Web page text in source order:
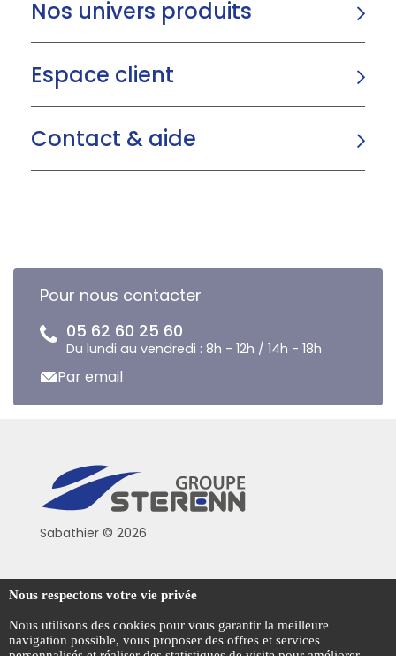
Nos univers produits
Espace client
Contact & aide
Pour nous contacter
05 62 60 25 60
Du lundi au vendredi : 8h - 12h / 14h - 18h
Par email
Sabathier © 2026
Politique de confidentialité
Conditions générales de vente
Mentions légales
Nous respectons votre vie privée
Nous utilisons des cookies pour vous garantir la meilleure
navigation possible, vous proposer des offres et services